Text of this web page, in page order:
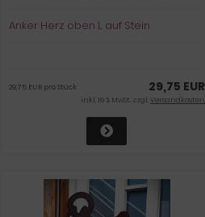
Anker Herz oben L auf Stein
29,75 EUR
29,75 EUR pro Stück
inkl. 19 % MwSt. zzgl.Versandkosten